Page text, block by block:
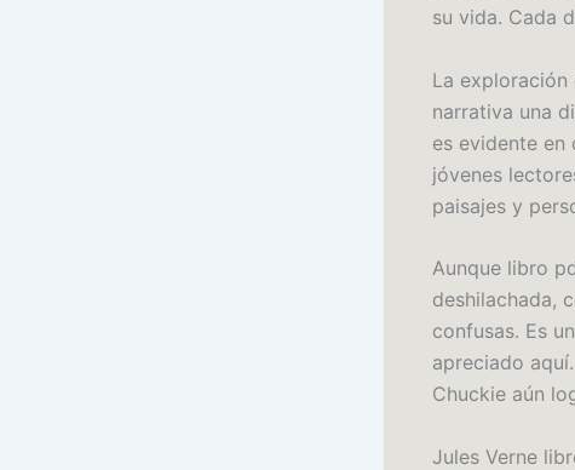
su vida. Cada
La
narrativa una
es evidente en
jóvenes
paisajes y
Aunque libro
deshilachada,
confusas. Es
apreciado
Chuckie aún
Jules Verne